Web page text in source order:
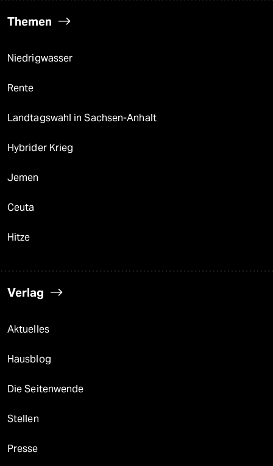
Themen
Niedrigwasser
Rente
Landtagswahl in Sachsen-Anhalt
Hybrider Krieg
Jemen
Ceuta
Hitze
Verlag
Aktuelles
Hausblog
Die Seitenwende
Stellen
Presse